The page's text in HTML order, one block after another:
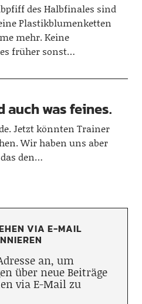
des Halbfinales sind
Plastikblumenketten
mehr. Keine
früher sonst…
auch was feines.
Jetzt könnten Trainer
Wir haben uns aber
den…
VIA E-MAIL
an, um
über neue Beiträge
via E-Mail zu